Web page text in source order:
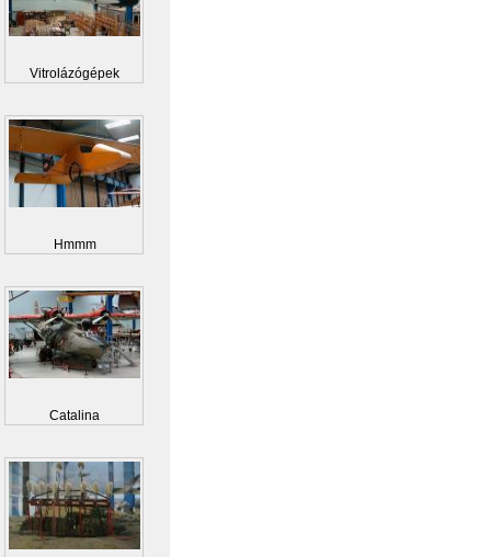
Vitrolázógépek
Hmmm
Catalina